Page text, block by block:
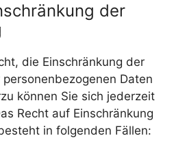
der
die Einschränkung der
Daten
können Sie sich jederzeit
Recht auf Einschränkung
in folgenden Fällen: